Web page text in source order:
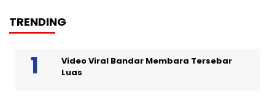
TRENDING
Video Viral Bandar Membara Tersebar
Luas